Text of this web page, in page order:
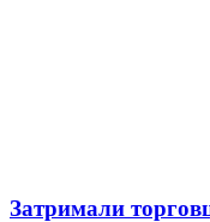
Затримали